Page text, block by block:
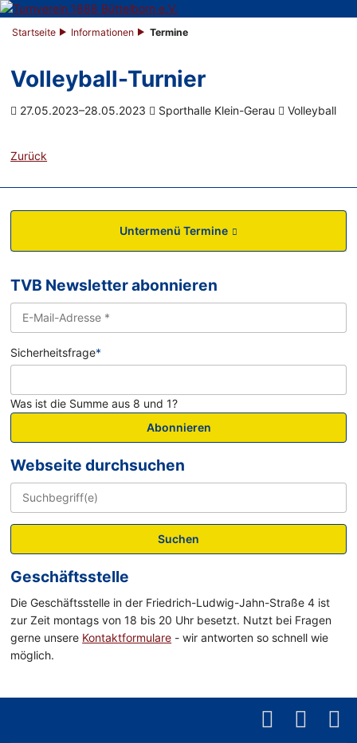
Startseite Informationen Termine
Volleyball-Turnier
27.05.2023–28.05.2023 Sporthalle Klein-Gerau Volleyball
Zurück
Untermenü Termine
TVB Newsletter abonnieren
Sicherheitsfrage*
Was ist die Summe aus 8 und 1?
Abonnieren
Webseite durchsuchen
Suchen
Geschäftsstelle
Die Geschäftsstelle in der Friedrich-Ludwig-Jahn-Straße 4 ist
zur Zeit montags von 18 bis 20 Uhr besetzt. Nutzt bei Fragen
gerne unsere Kontaktformulare - wir antworten so schnell wie
möglich.